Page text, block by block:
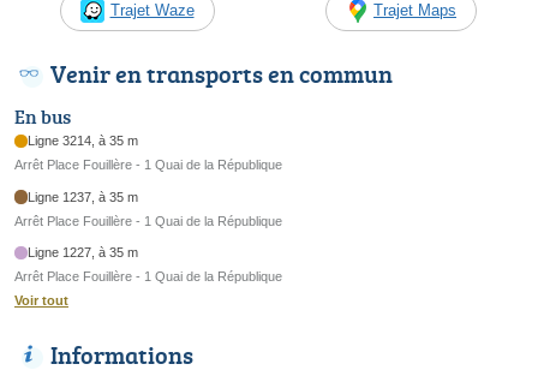
Trajet Waze Trajet Maps
Venir en transports en commun
En bus
Ligne 3214, à 35 m
Arrêt Place Fouillère - 1 Quai de la République
Ligne 1237, à 35 m
Arrêt Place Fouillère - 1 Quai de la République
Ligne 1227, à 35 m
Arrêt Place Fouillère - 1 Quai de la République
Voir tout
Informations